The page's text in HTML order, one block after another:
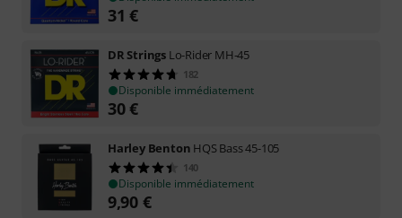
31 €
DR Strings Lo-Rider MH-45
182
Disponible immédiatement
30€
Harley Benton HQS Bass 45-105
140
Disponible immédiatement
9,90 €